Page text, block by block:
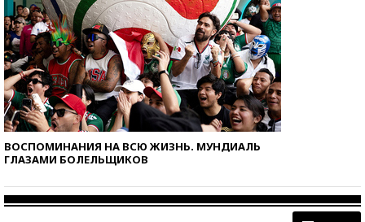
ВОСПОМИНАНИЯ НА ВСЮ ЖИЗНЬ. МУНДИАЛЬ
ГЛАЗАМИ БОЛЕЛЬЩИКОВ